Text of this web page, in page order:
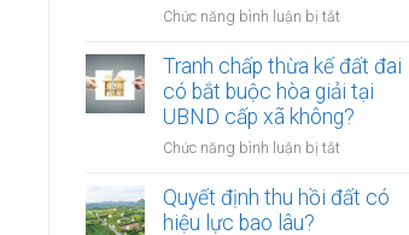
công
viên
mới
nhất
Chức năng bình luận bị tắt
01/8/2026,
đưa
chó
ra
đường
rọ
Tranh chấp thừa kế đất đai
có bắt buộc hòa giải tại
UBND cấp xã không?
Chức năng bình luận bị tắt
chấp
Quyết định thu hồi đất có
hiệu lực bao lâu?